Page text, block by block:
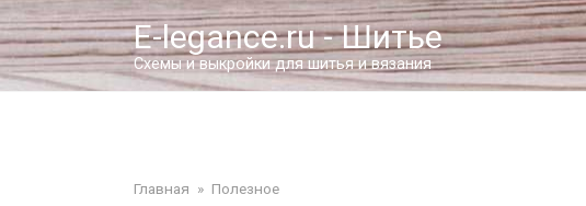
Перейти
к
контенту
E-legance.ru - Шитье
Схемы и выкройки для шитья и вязания
Главная » Полезное